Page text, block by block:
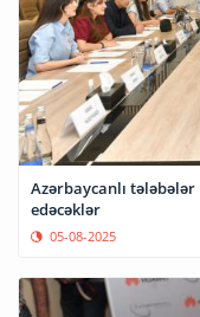
Azərbaycanlı
edəcəklər
05-08-2025